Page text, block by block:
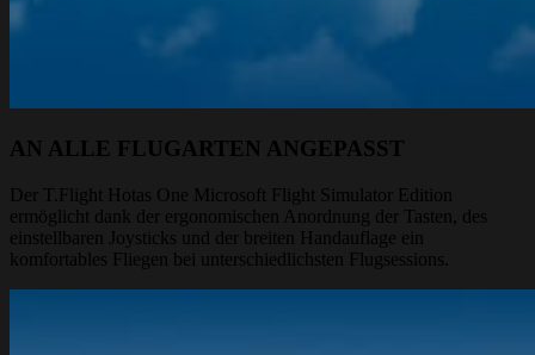
AN ALLE FLUGARTEN ANGEPASST
Der T.Flight Hotas One Microsoft Flight Simulator Edition
ermöglicht dank der ergonomischen Anordnung der Tasten, des
einstellbaren Joysticks und der breiten Handauflage ein
komfortables Fliegen bei unterschiedlichsten Flugsessions.